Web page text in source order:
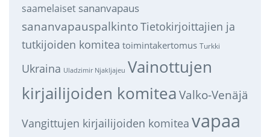
saamelaiset sananvapaus
sananvapauspalkintoTietokirjoittajien ja
tutkijoiden komitea toimintakertomus Turkki
Ukraina Uladzimir Njakljajeu Vainottujen
kirjailijoiden komitea Valko-Venäjä
Vangittujen kirjailijoiden komitea vapaa